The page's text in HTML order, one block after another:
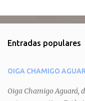
e
t
a
Entradas populares
OIGA CHAMIGO
Oiga Chamigo Aguará,